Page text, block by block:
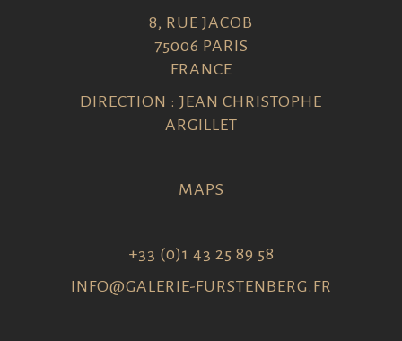
8, RUE JACOB
75006 PARIS
FRANCE
DIRECTION : JEAN CHRISTOPHE
ARGILLET
MAPS
+33 (0)1 43 25 89 58
INFO@GALERIE-FURSTENBERG.FR